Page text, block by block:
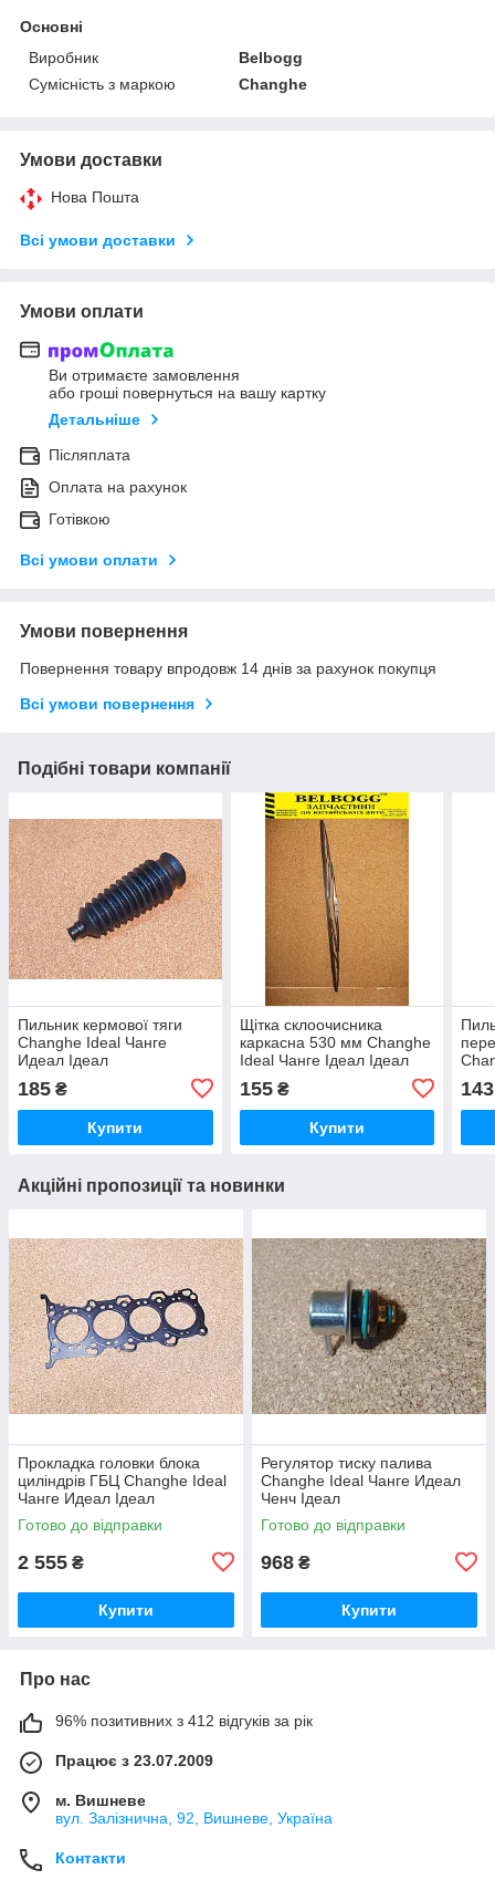
Основні
Виробник
Belbogg
Сумісність з маркою
Changhe
Умови доставки
Нова Пошта
Всі умови доставки
Умови оплати
Ви отримаєте замовлення
або гроші повернуться на вашу картку
Детальніше
Післяплата
Оплата на рахунок
Готівкою
Всі умови оплати
Умови повернення
Повернення товару впродовж 14 днів за рахунок покупця
Всі умови повернення
Подібні товари компанії
Пильник кермової тяги
Changhe Ideal Чанге
Идеал Ідеал
185 ₴
Купити
Щітка склоочисника
каркасна 530 мм Changhe
Ideal Чанге Ідеал Ідеал
155₴
Купити
143
Акційні пропозиції та новинки
Прокладка головки блока
циліндрів ГБЦ Changhe Ideal
Чанге Идеал Ідеал
Готово до відправки
2 555 ₴
Купити
Регулятор тиску палива
Changhe Ideal Чанге Идеал
Ченч Ідеал
Готово до відправки
968 ₴
Купити
Про нас
96% позитивних з 412 відгуків за рік
Працює з 23.07.2009
м. Вишневе
вул. Залізнична, 92, Вишневе, Україна
Контакти